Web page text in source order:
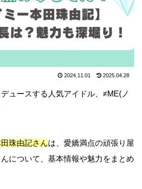
2024.11.01 2025.04.28
ュースする人気アイドル、≠ME(ノ
田珠由記さんは、愛嬌満点の頑張り屋
について、基本情報や魅力をまとめ